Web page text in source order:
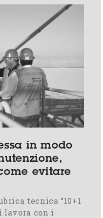
in modo
evitare
tecnica “10+1
lavora con i